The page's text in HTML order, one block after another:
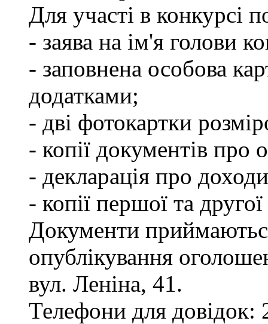
Для участі в конкурсі
- заява на ім'я голови
- заповнена особова
додатками;
- дві фотокартки
- копії документів про
- декларація про
- копії першої та
Документи
опублікування
вул. Леніна, 41.
Телефони для